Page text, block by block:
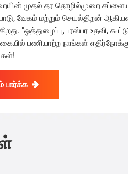
முதல் தர தொழில்முறை
வேகம் மற்றும் செயல்திறன்
"ஒத்துழைப்பு, பரஸ்பர உதவி,
பணியாற்ற நாங்கள்
பார்க்க